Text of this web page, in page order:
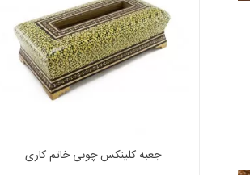
جعبه کلینکس چوبی خاتم کاری